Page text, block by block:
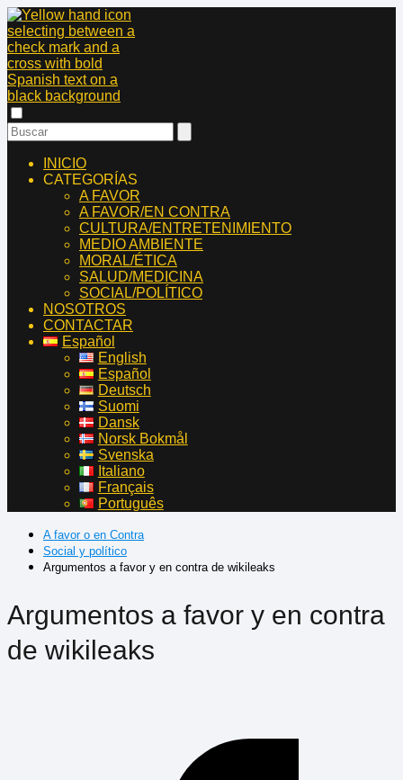
INICIO
CATEGORÍAS
A FAVOR
A FAVOR/EN CONTRA
CULTURA/ENTRETENIMIENTO
MEDIO AMBIENTE
MORAL/ÉTICA
SALUD/MEDICINA
SOCIAL/POLÍTICO
NOSOTROS
CONTACTAR
Español
English
Español
Deutsch
Suomi
Dansk
Norsk Bokmål
Svenska
Italiano
Français
Português
A favor o en Contra
Social y político
Argumentos a favor y en contra de wikileaks
Argumentos a favor y en contra
de wikileaks